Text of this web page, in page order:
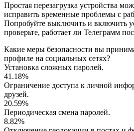
Простая перезагрузка устройства
исправить временные проблемы с
Попробуйте выключить и включить
проверьте, работает ли Телеграмм
Какие меры безопасности вы
профиле на социальных сетях?
Установка сложных паролей.
41.18%
Ограничение доступа к личной
друзей.
20.59%
Периодическая смена паролей.
8.82%